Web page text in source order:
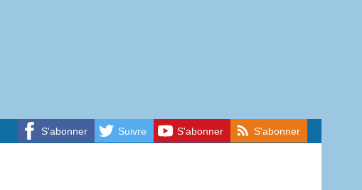
S'abonner Suivre S'abonner S'abonner